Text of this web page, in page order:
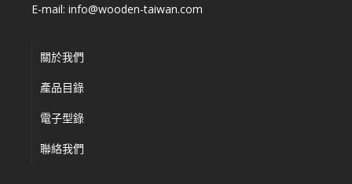
E-mail: info@wooden-taiwan.com
關於我們
產品目錄
電子型錄
聯絡我們